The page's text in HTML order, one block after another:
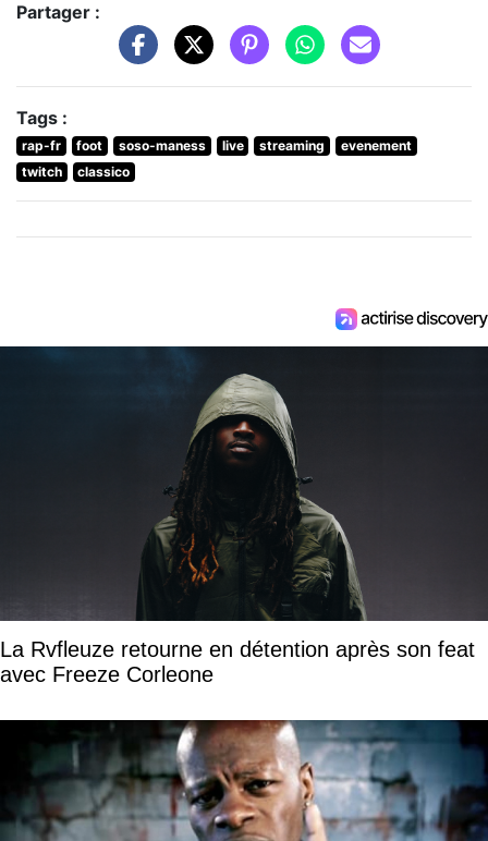
Partager :
Tags :
rap-fr foot soso-maness live streaming
evenement
twitch
classico
La Rvfleuze retourne en détention après son feat
avec Freeze Corleone